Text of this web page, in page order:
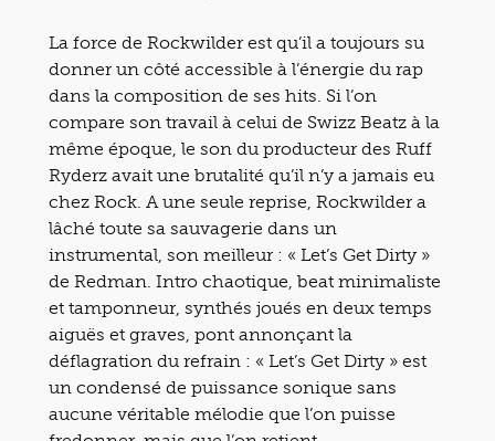
La force de Rockwilder est qu’il a toujours su
donner un côté accessible à l’énergie du rap
dans la composition de ses hits. Si l’on
compare son travail à celui de Swizz Beatz à la
même époque, le son du producteur des Ruff
Ryderz avait une brutalité qu’il n’y a jamais eu
chez Rock. A une seule reprise, Rockwilder a
lâché toute sa sauvagerie dans un
instrumental, son meilleur : « Let’s Get Dirty »
de Redman. Intro chaotique, beat minimaliste
et tamponneur, synthés joués en deux temps
aiguës et graves, pont annonçant la
déflagration du refrain : « Let’s Get Dirty » est
un condensé de puissance sonique sans
aucune véritable mélodie que l’on puisse